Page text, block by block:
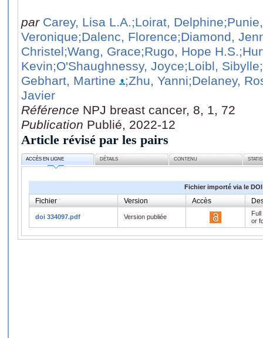
par Carey, Lisa L.A.;Loirat, Delphine
Veronique;Dalenc, Florence;Diamond,
Christel;Wang, Grace;Rugo, Hope H.S.
Kevin;O'Shaughnessy, Joyce;Loibl, Sibylle
Gebhart, Martine
;Zhu, Yanni;Delaney,
Javier
Référence NPJ breast cancer, 8, 1, 72
Publication Publié, 2022-12
Article révisé par les pairs
ACCÈS EN LIGNE DÉTAILS CONTENU
Fichier importé via le DOI
Fichier Version Accès
doi 334097.pdf Version publiée
or